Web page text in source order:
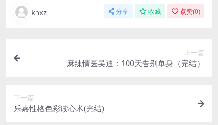
khxz 分享 收藏 点赞(0)
上一篇
麻辣情医吴迪：100天告别单身（完结）
下一篇
乐嘉性格色彩读心术(完结)